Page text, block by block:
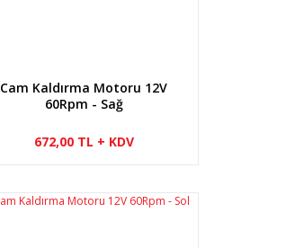
Cam Kaldırma Motoru 12V
60Rpm - Sağ
672,00 TL + KDV